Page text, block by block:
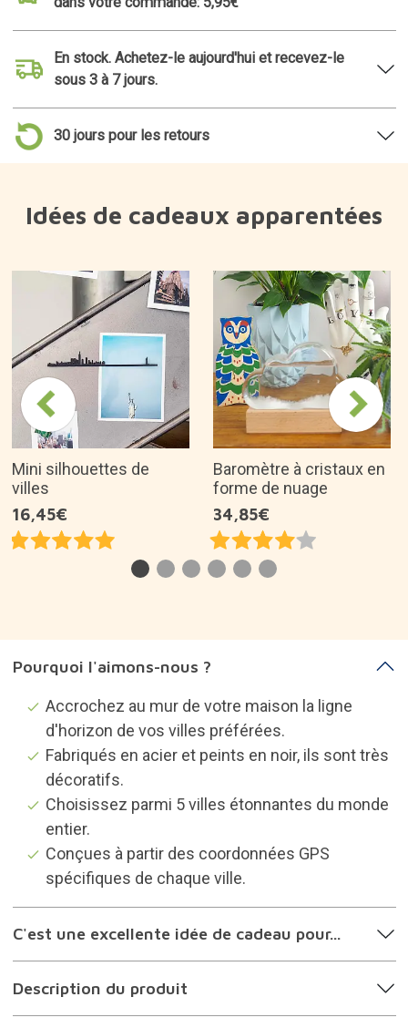
En stock. Achetez-le aujourd'hui et recevez-le
sous 3 à 7 jours.
30 jours pour les retours
Mini silhouettes de
villes
16,45€
Baromètre à cristaux en
forme de nuage
34,85€
Pourquoi l'aimons-nous ?
Accrochez au mur de votre maison la ligne
d'horizon de vos villes préférées.
Fabriqués en acier et peints en noir, ils sont très
décoratifs.
Choisissez parmi 5 villes étonnantes du monde
entier.
Conçues à partir des coordonnées GPS
spécifiques de chaque ville.
C'est une excellente idée de cadeau pour...
Description du produit